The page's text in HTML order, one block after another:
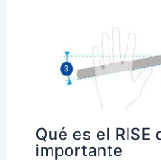
Qué es el
importante